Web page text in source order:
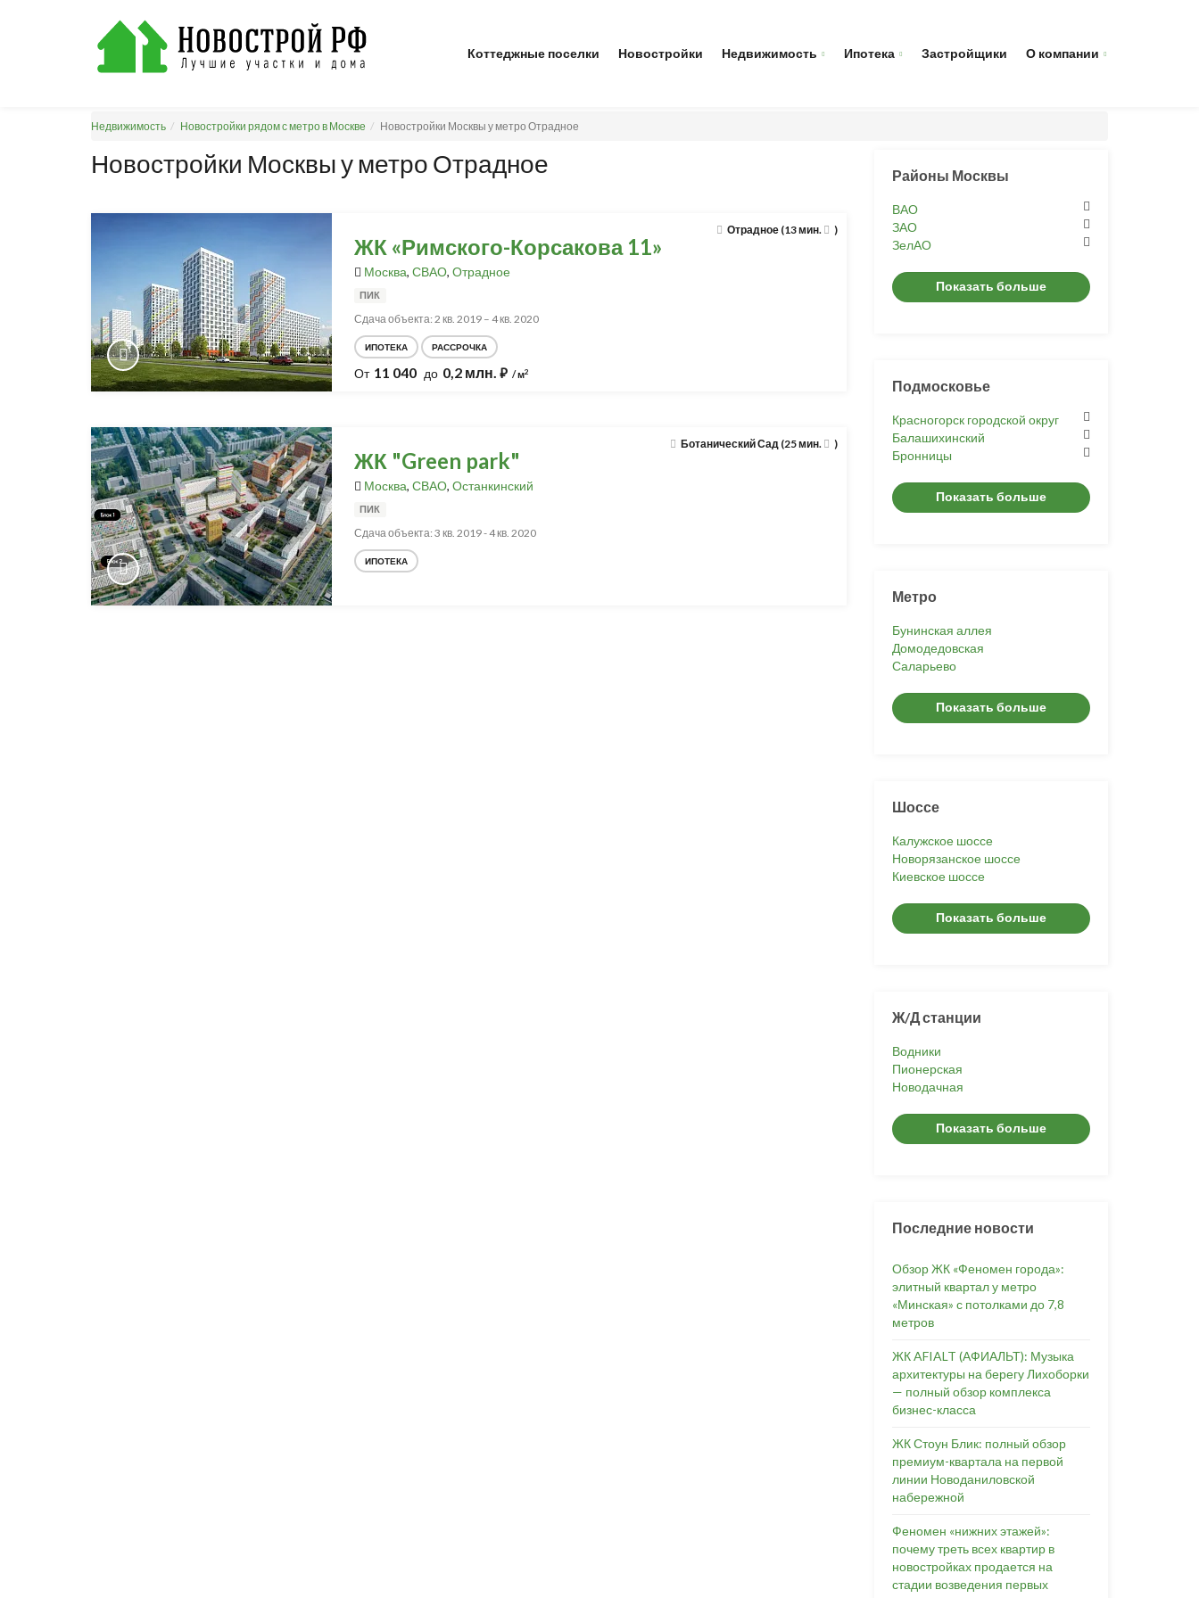
Коттеджные поселки Новостройки Недвижимость Ипотека Застройщики О компании
Недвижимость Новостройки рядом с метро в Москве Новостройки Москвы у метро Отрадное
Новостройки Москвы у метро Отрадное
Отрадное (13 мин. )
ЖК «Римского-Корсакова 11»
Москва, СВАО, Отрадное
ПИК
Сдача объекта: 2 кв. 2019 – 4 кв. 2020
ИПОТЕКА РАССРОЧКА
От 11 040 до 0,2 млн. ⃏ / м2
Ботанический Сад (25 мин. )
ЖК "Green park"
Москва, СВАО, Останкинский
ПИК
Сдача объекта: 3 кв. 2019 - 4 кв. 2020
ИПОТЕКА
Районы Москвы
ВАО
ЗАО
ЗелАО
Показать больше
Подмосковье
Красногорск городской округ
Балашихинский
Бронницы
Показать больше
Метро
Бунинская аллея
Домодедовская
Саларьево
Показать больше
Шоссе
Калужское шоссе
Новорязанское шоссе
Киевское шоссе
Показать больше
Ж/Д станции
Водники
Пионерская
Новодачная
Показать больше
Последние новости
Обзор ЖК «Феномен города»:
элитный квартал у метро
«Минская» с потолками до 7,8
метров
ЖК AFIALT (АФИАЛЬТ): Музыка
архитектуры на берегу Лихоборки
— полный обзор комплекса
бизнес-класса
ЖК Стоун Блик: полный обзор
премиум-квартала на первой
линии Новоданиловской
набережной
Феномен «нижних этажей»:
почему треть всех квартир в
новостройках продается на
стадии возведения первых